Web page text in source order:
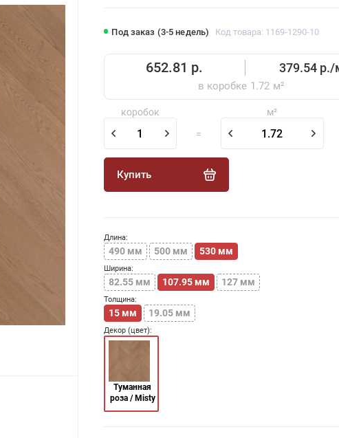
Под заказ (3-5 недель) Код товара: 1169-1290-10
652.81 р. 379.54 р./
в коробке 1.72 м²
коробок
=
м²
Купить
Длина:
490 мм 500 мм 530 мм
Ширина:
82.55 мм 107.95 мм 127 мм
Толщина:
15 мм 19.05 мм
Декор (цвет):
Туманная
роза / Misty
rose